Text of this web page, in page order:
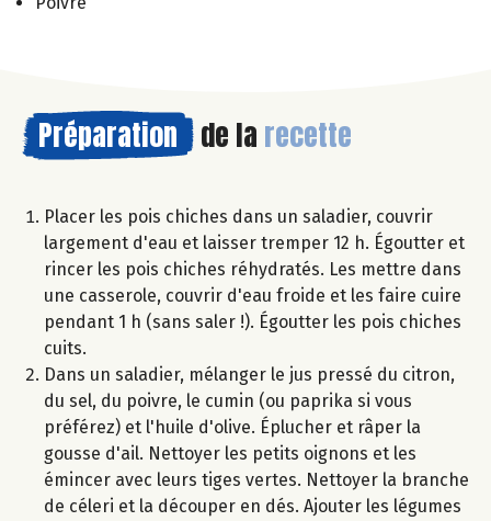
Préparation de la recette
Placer les pois chiches dans un saladier, couvrir
largement d'eau et laisser tremper 12 h. Égoutter et
rincer les pois chiches réhydratés. Les mettre dans
une casserole, couvrir d'eau froide et les faire cuire
pendant 1 h (sans saler !). Égoutter les pois chiches
cuits.
Dans un saladier, mélanger le jus pressé du citron,
du sel, du poivre, le cumin (ou paprika si vous
préférez) et l'huile d'olive. Éplucher et râper la
gousse d'ail. Nettoyer les petits oignons et les
émincer avec leurs tiges vertes. Nettoyer la branche
de céleri et la découper en dés. Ajouter les légumes